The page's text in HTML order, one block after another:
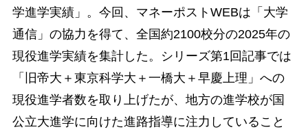
学進学実績」。今回、マネーポストWEBは「大学
通信」の協力を得て、全国約2100校分の2025年の
現役進学実績を集計した。シリーズ第1回記事では
「旧帝大＋東京科学大＋一橋大＋早慶上理」への
現役進学者数を取り上げたが、地方の進学校が国
公立大進学に向けた進路指導に注力していること